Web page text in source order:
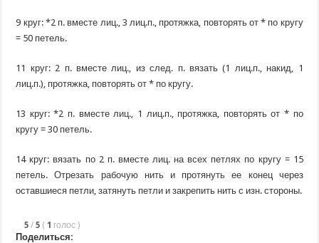
9 круг: *2 п. вместе лиц., 3 лиц.п., протяжка, повторять от * по кругу
= 50 петель.
11 круг: 2 п. вместе лиц., из след. п. вязать (1 лиц.п., накид, 1
лиц.п.), протяжка, повторять от * по кругу.
13 круг: *2 п. вместе лиц., 1 лиц.п., протяжка, повторять от * по
кругу = 30 петель.
14 круг: вязать по 2 п. вместе лиц. на всех петлях по кругу = 15
петель. Отрезать рабочую нить и протянуть ее конец через
оставшиеся петли, затянуть петли и закрепить нить с изн. стороны.
5 / 5 ( 1 голос)
Поделиться: